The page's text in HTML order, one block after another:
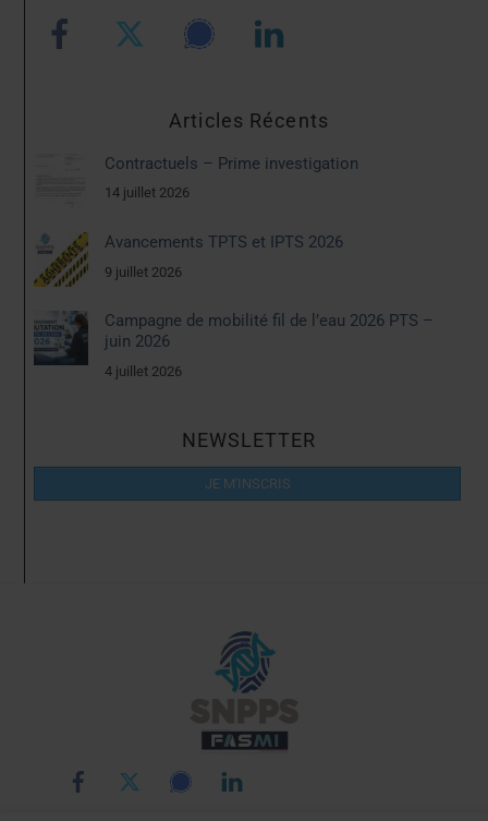
Articles Récents
Contractuels – Prime investigation
14 juillet 2026
Avancements TPTS et IPTS 2026
9 juillet 2026
Campagne de mobilité fil de l’eau 2026 PTS –
juin 2026
4 juillet 2026
NEWSLETTER
JE M'INSCRIS
Back
To
Top